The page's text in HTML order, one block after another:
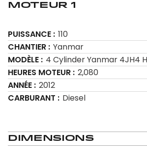
Moteur 1
PUISSANCE
110
CHANTIER
Yanmar
MODÈLE
4 Cylinder Yanmar 4JH4
HEURES MOTEUR
2,080
ANNÉE
2012
CARBURANT
Diesel
Dimensions